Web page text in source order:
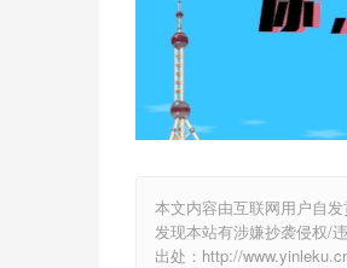
本文内容由互联网用户自
发现本站有涉嫌抄袭侵权/
出处：http://